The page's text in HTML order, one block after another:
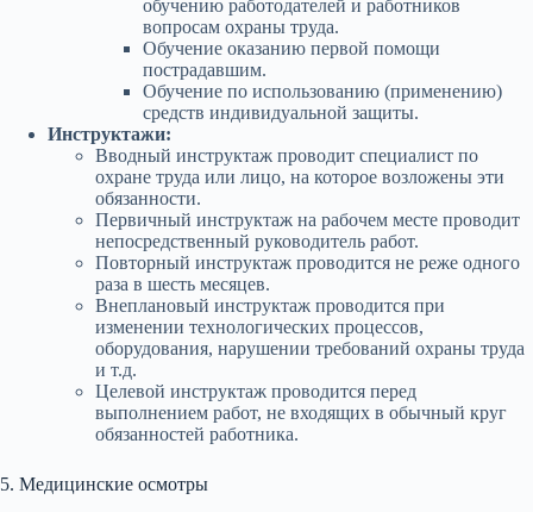
обучению работодателей и работников
вопросам охраны труда.
Обучение оказанию первой помощи
пострадавшим.
Обучение по использованию (применению)
средств индивидуальной защиты.
Инструктажи:
Вводный инструктаж проводит специалист по
охране труда или лицо, на которое возложены эти
обязанности.
Первичный инструктаж на рабочем месте проводит
непосредственный руководитель работ.
Повторный инструктаж проводится не реже одного
раза в шесть месяцев.
Внеплановый инструктаж проводится при
изменении технологических процессов,
оборудования, нарушении требований охраны труда
и т.д.
Целевой инструктаж проводится перед
выполнением работ, не входящих в обычный круг
обязанностей работника.
5. Медицинские осмотры